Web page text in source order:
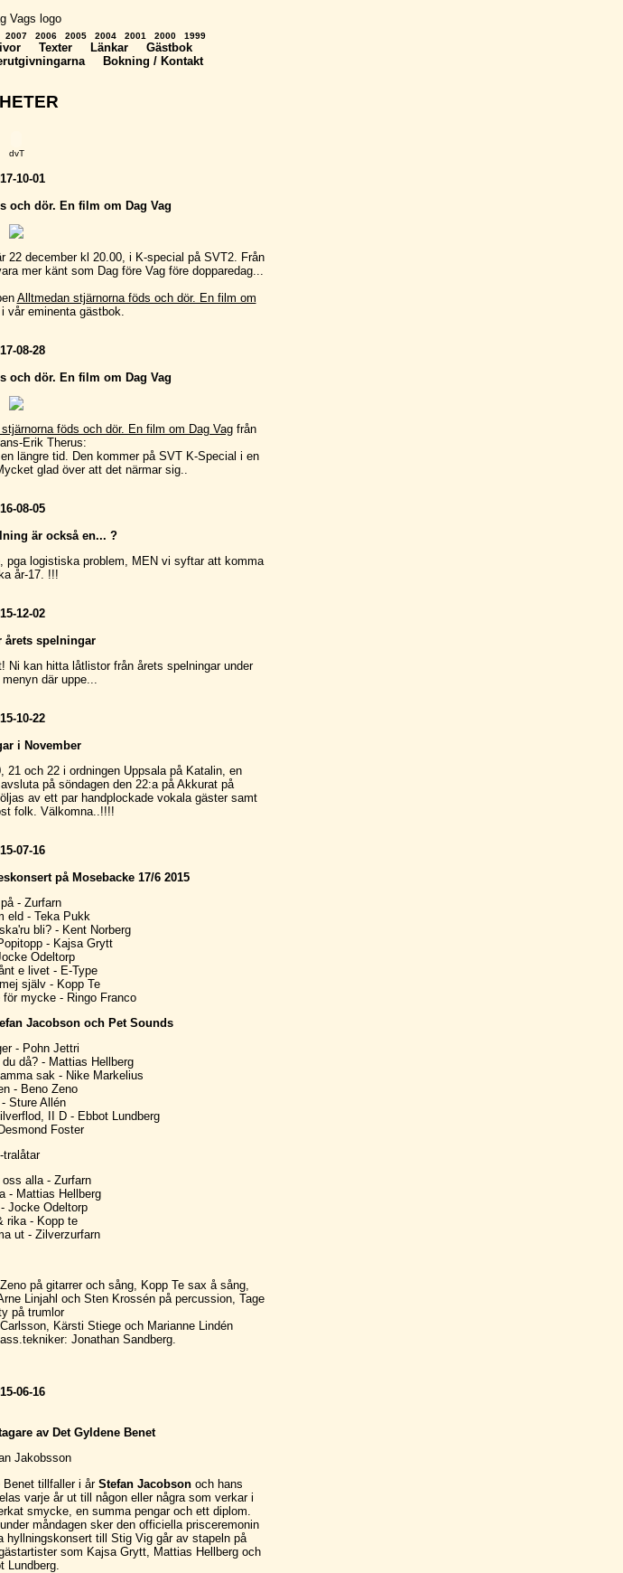
2007 2006 2005 2004 2001 2000
1999
Texter Länkar
Gästbok
Bokning / Kontakt
dvT
10-01
och dör. En film om Dag Vag
22 december kl 20.00, i K-special på SVT2. Från
mer känt som Dag före Vag före dopparedag...
Alltmedan stjärnorna föds och dör. En film om
vår eminenta gästbok.
08-28
och dör. En film om Dag Vag
föds och dör. En film om Dag Vagfrån
Erik Therus:
längre tid. Den kommer på SVT K-Special i en
glad över att det närmar sig..
08-05
är också en... ?
logistiska problem, MEN vi syftar att komma
år-17. !!!
12-02
årets spelningar
Ni kan hitta låtlistor från årets spelningar under
menyn där uppe...
10-22
i November
och 22 i ordningen Uppsala på Katalin, en
på söndagen den 22:a på Akkurat på
av ett par handplockade vokala gäster samt
folk. Välkomna..!!!!
07-16
på Mosebacke 17/6 2015
- Zurfarn
eld - Teka Pukk
bli? - Kent Norberg
- Kajsa Grytt
Odeltorp
e livet - E-Type
själv - Kopp Te
mycke - Ringo Franco
Jacobson och Pet Sounds
- Pohn Jettri
då? - Mattias Hellberg
sak - Nike Markelius
- Beno Zeno
Sture Allén
II D - Ebbot Lundberg
Foster
tralåtar
alla - Zurfarn
- Mattias Hellberg
Jocke Odeltorp
rika - Kopp te
ut - Zilverzurfarn
på gitarrer och sång, Kopp Te sax å sång,
Linjahl och Sten Krossén på percussion, Tage
på trumlor
Kärsti Stiege och Marianne Lindén
Jonathan Sandberg.
06-16
av Det Gyldene Benet
Benet tillfaller i år Stefan Jacobsonoch hans
varje år ut till någon eller några som verkar i
smycke, en summa pengar och ett diplom.
måndagen sker den officiella prisceremonin
hyllningskonsert till Stig Vig går av stapeln på
som Kajsa Grytt, Mattias Hellberg och
Lundberg.